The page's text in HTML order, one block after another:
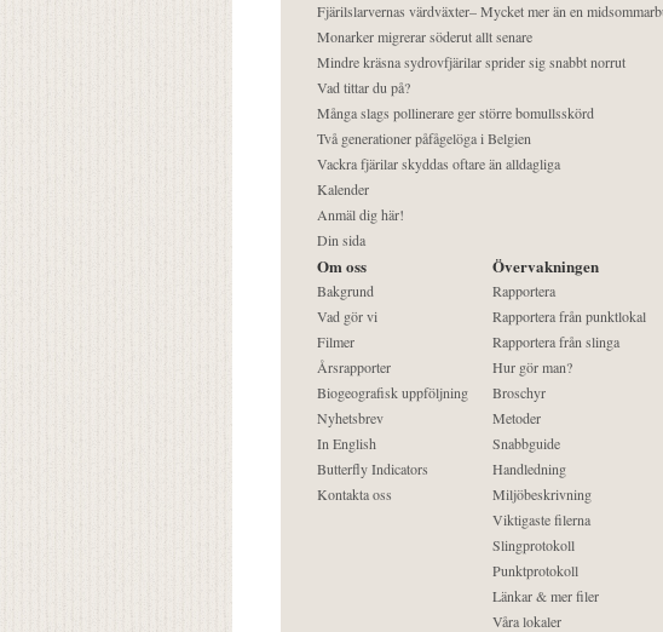
Fjärilslarvernas värdväxter– Mycket mer än en
Monarker migrerar söderut allt senare
Mindre kräsna sydrovfjärilar sprider sig snabbt norrut
Vad tittar du på?
Många slags pollinerare ger större bomullsskörd
Två generationer påfågelöga i Belgien
Vackra fjärilar skyddas oftare än alldagliga
Kalender
Anmäl dig här!
Din sida
Om oss
Bakgrund
Vad gör vi
Filmer
Årsrapporter
Biogeografisk uppföljning
Nyhetsbrev
In English
Butterfly Indicators
Kontakta oss
Övervakningen
Rapportera
Rapportera från punktlokal
Rapportera från slinga
Hur gör man?
Broschyr
Metoder
Snabbguide
Handledning
Miljöbeskrivning
Viktigaste filerna
Slingprotokoll
Punktprotokoll
Länkar & mer filer
Våra lokaler